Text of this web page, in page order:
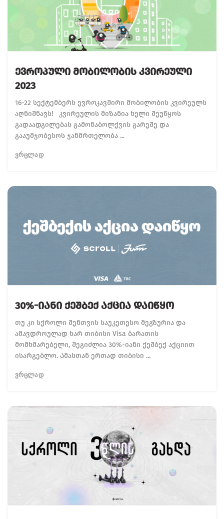
Ევროპული Მობილობის Კვირეული
2023
16-22 სექტემბერს ევროკავშირი მობილობის კვირეულს
აღნიშნავს! კვირეულის მიზანია ხელი შეუწყოს
გადაადგილებას გამონაბოლქვის გარეშე და
გააუმჯობესოს ჯანმრთელობა ...
ᲕᲠᲪᲚᲐᲓ
30%-Იანი Ქეშბექ Აქცია Დაიწყო
თუ კი სქროლი შენთვის საუკეთესო მეგზურია და
ამავდროულად ხარ თიბისი Visa ბარათის
მომხმარებელი, შეგიძლია 30%-იანი ქეშბექ აქციით
ისარგებლო. Ამასთან ერთად თიბისი ...
ᲕᲠᲪᲚᲐᲓ